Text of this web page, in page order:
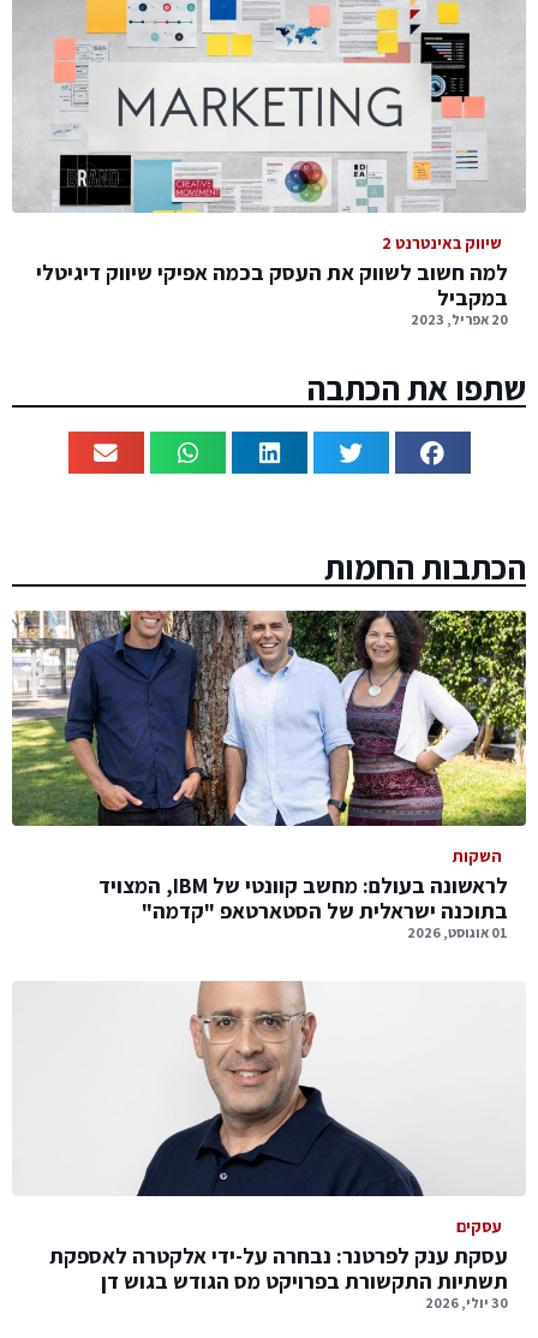
שיווק באינטרנט 2
למה חשוב לשווק את העסק בכמה אפיקי שיווק דיגיטלי
במקביל
20 אפריל, 2023
שתפו את הכתבה
הכתבות החמות
השקות
לראשונה בעולם: מחשב קוונטי של IBM, המצויד
בתוכנה ישראלית של הסטארטאפ "קדמה"
01 אוגוסט, 2026
עסקים
עסקת ענק לפרטנר: נבחרה על-ידי אלקטרה לאספקת
תשתיות התקשורת בפרויקט מס הגודש בגוש דן
30 יולי, 2026